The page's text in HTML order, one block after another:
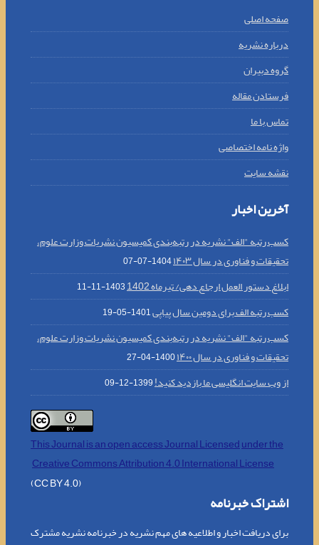
صفحه اصلی
درباره نشریه
گروه دبیران
فرستادن مقاله
تماس با ما
واژه نامه اختصاصی
نقشه سایت
آخرین اخبار
کسب رتبه "الف" نشریه در رتبه‌بندی کمیسیون نشریات وزارت علوم،
تحقیقات و فناوری در سال ۱۴۰۳
1404-07-07
ابلاغ دستور العمل ارجاع دهی/ تیرماه 1402 1403-11-11
کسب رتبه الف برای دومین سال پیاپی1401-05-19
کسب رتبه "الف" نشریه در رتبه‌بندی کمیسیون نشریات وزارت علوم،
تحقیقات و فناوری در سال ۱۴۰۰
1400-04-27
از وب سایت انگلیسی ما بازدید کنید!1399-12-09
This Journal is an open access Journal Licensedunder the
Creative Commons Attribution 4.0 International License
(CC BY 4.0)
اشتراک خبرنامه
برای دریافت اخبار و اطلاعیه های مهم نشریه در خبرنامه نشریه مشترک